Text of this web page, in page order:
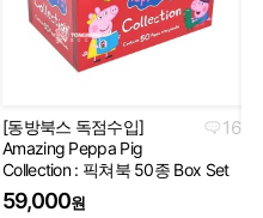
16
[동방북스 독점수입]
Amazing Peppa Pig
Collection : 픽쳐북 50종 Box Set
59,000원